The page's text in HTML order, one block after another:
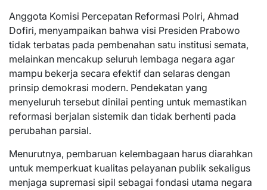
Anggota Komisi Percepatan Reformasi Polri, Ahmad
Dofiri, menyampaikan bahwa visi Presiden Prabowo
tidak terbatas pada pembenahan satu institusi semata,
melainkan mencakup seluruh lembaga negara agar
mampu bekerja secara efektif dan selaras dengan
prinsip demokrasi modern. Pendekatan yang
menyeluruh tersebut dinilai penting untuk memastikan
reformasi berjalan sistemik dan tidak berhenti pada
perubahan parsial.
Menurutnya, pembaruan kelembagaan harus diarahkan
untuk memperkuat kualitas pelayanan publik sekaligus
menjaga supremasi sipil sebagai fondasi utama negara